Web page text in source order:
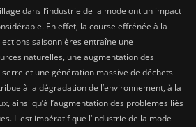
dans l’industrie de la mode ont un impact
En effet, la course effrénée à la
saisonnières entraîne une
naturelles, une augmentation des
et une génération massive de déchets
à la dégradation de l’environnement, à la
ainsi qu’à l’augmentation des problèmes liés
Il est impératif que l’industrie de la mode